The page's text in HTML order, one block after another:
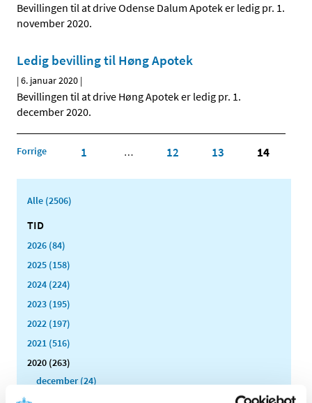
Bevillingen til at drive Odense Dalum Apotek er ledig pr. 1.
november 2020.
Ledig bevilling til Høng Apotek
|6. januar 2020 |
Bevillingen til at drive Høng Apotek er ledig pr. 1.
december 2020.
Forrige 1 … 12 13 14
Alle (2506)
TID
2026 (84)
2025 (158)
2024 (224)
2023 (195)
2022 (197)
2021 (516)
2020 (263)
december (24)